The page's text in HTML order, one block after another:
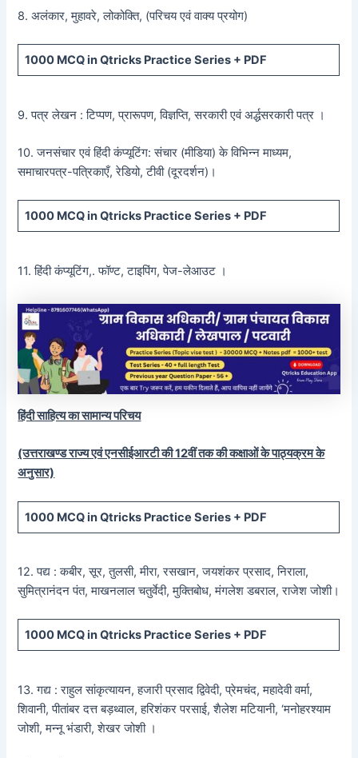
8. अलंकार, मुहावरे, लोकोक्ति, (परिचय एवं वाक्य प्रयोग)
1000 MCQin Qtricks Practice Series + PDF
9. पत्र लेखन : टिप्पण, प्रारूपण, विज्ञप्ति, सरकारी एवं अर्द्धसरकारी पत्र ।
10. जनसंचार एवं हिंदी कंप्यूटिंग: संचार (मीडिया) के विभिन्न माध्यम,
समाचारपत्र-पत्रिकाएँ, रेडियो, टीवी (दूरदर्शन)।
1000 MCQin Qtricks Practice Series + PDF
11. हिंदी कंप्यूटिंग,. फॉण्ट, टाइपिंग, पेज-लेआउट ।
हिंदी साहित्य का सामान्य परिचय
(उत्तराखण्ड राज्य एवं एनसीईआरटी की 12वीं तक की कक्षाओं के पाठ्यक्रम के
अनुसार)
1000 MCQin Qtricks Practice Series + PDF
12. पद्य : कबीर, सूर, तुलसी, मीरा, रसखान, जयशंकर प्रसाद, निराला,
सुमित्रानंदन पंत, माखनलाल चतुर्वेदी, मुक्तिबोध, मंगलेश डबराल, राजेश जोशी।
1000 MCQin Qtricks Practice Series + PDF
13. गद्य : राहुल सांकृत्यायन, हजारी प्रसाद द्विवेदी, प्रेमचंद, महादेवी वर्मा,
शिवानी, पीतांबर दत्त बड़थ्वाल, हरिशंकर परसाई, शैलेश मटियानी, ‘मनोहरश्याम
जोशी, मन्नू भंडारी, शेखर जोशी ।